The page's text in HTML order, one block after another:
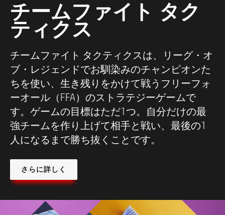
チームファイト タク
ティクス
チームファイト タクティクスは、リーグ・オ
ブ・レジェンドでお馴染みのチャンピオンた
ちを使い、生き残りをかけて戦うフリーフォ
ーオール（FFA）のストラテジーゲームで
す。ゲームの目標はただ1つ。自分だけの最
強チームを作り上げて相手と戦い、最後の1
人になるまで勝ち抜くことです。
さらに詳しく